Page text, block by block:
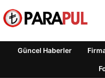
Güncel Haberler